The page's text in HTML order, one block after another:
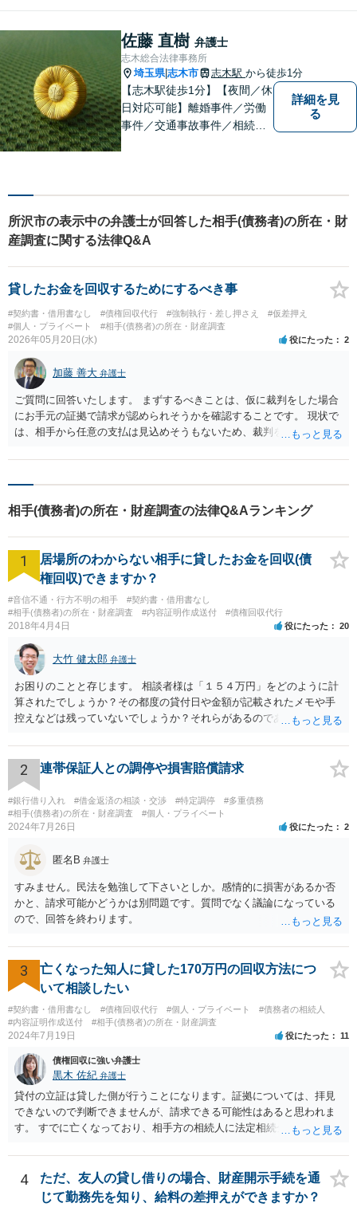
味方となり、しかるべき方向
へと導いてまいります。まず
はお気軽にご相談ください。
佐藤 直樹 弁護士
志木総合法律事務所
埼玉県|志木市 志木駅 から徒歩1分
【志木駅徒歩1分】【夜間／休
日対応可能】離婚事件／労働
事件／交通事故事件／相続事
律相談・打ち合わせに力を入
れています。【万全のコロナ
対策】お気軽にご相談くださ
い。
詳細を見
る
所沢市の表示中の弁護士が回答した相手(債務者)の所在・財
産調査に関する法律Q&A
貸したお金を回収するためにするべき事
#契約書・借用書なし #債権回収代行 #強制執行・差し押さえ
#仮差押え
#個人・プライベート
#相手(債務者)の所在・財産調査
2026年05月20日(水) 役にたった 2
加藤 善大 弁護士
ご質問に回答いたします。 まずするべきことは、仮に裁判をした場合
にお手元の証拠で請求が認められそうかを確認することです。 現状で
は、相手から任意の支払は見込めそうもないため、裁判を想定する必
合は証拠が必要になります。 借用書や振込履歴がないとのことですの
て欲しい」等の記載があれば証拠になり得るでしょう。 ご質問に対す
めることをおすすめいたします。 ご参考にしていただけますと幸いで
す。
相手(債務者)の所在・財産調査の法律Q&Aランキング
1
居場所のわからない相手に貸したお金を回収(債
権回収)できますか？
#音信不通・行方不明の相手
#契約書・借用書なし
#相手(債務者)の所在・財産調査
#内容証明作成送付 #債権回収代行
2018年4月4日 役にたった 20
大竹 健太郎 弁護士
お困りのことと存じます。 相談者様は「１５４万円」をどのように計
算されたでしょうか？その都度の貸付日や金額が記載されたメモや手
控えなどは残っていないでしょうか？それらがあるのであればメール
です。 彼の住所については住民票上の住所であれば調査することは可
能です。 弁護士に依頼した際の費用にいては現在弁護士費用が自由化
されており法律事務所によって異なりますので、あくまで目安となり
ますが、交渉を依頼すると①着手金が請求額×8％or10万円の高い方、
②成功報酬が16％、③実費というところでしょうか。法律事務所によ
っては別途日当を請求するところもあると思います。 勝訴の見込みや
お伺いできればお伝えさせていただきますので、宜しければ、個別に
2 連帯保証人との調停や損害賠償請求
#銀行借り入れ #借金返済の相談・交渉 #特定調停
#多重債務
#相手(債務者)の所在・財産調査
#個人・プライベート
2024年7月26日 役にたった 2
匿名B 弁護士
すみません。民法を勉強して下さいとしか。感情的に損害があるか否
かと、請求可能かどうかは別問題です。質問でなく議論になっている
ので、回答を終わります。
3
亡くなった知人に貸した170万円の回収方法につ
いて相談したい
#契約書・借用書なし #債権回収代行 #個人・プライベート
#債務者の相続人
#内容証明作成送付
#相手(債務者)の所在・財産調査
2024年7月19日 役にたった 11
債権回収に強い弁護士
黒木 佐紀 弁護士
貸付の立証は貸した側が行うことになります。証拠については、拝見
できないので判断できませんが、請求できる可能性はあると思われま
す。 すでに亡くなっており、相手方の相続人に法定相続分に応じて請
が難しくなります。 お早めに相続人に請求していくか、それが難しい
場合は、弁護士に相談されるのがよろしいかと思います。
4
ただ、友人の貸し借りの場合、財産開示手続を通
じて勤務先を知り、給料の差押えができますか？